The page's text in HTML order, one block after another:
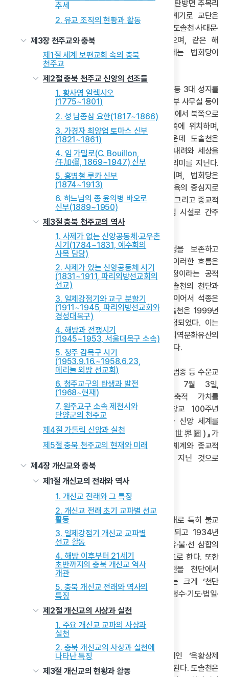
추세
2. 유교 조직의 현황과 활동
제3장 천주교와 충북
제1절 세계 보편교회 속의 충북
천주교
제2절 충북 천주교 신앙의 선조들
1. 황사영 알렉시오
(1775~1801)
2. 성 남종삼 요한(1817~1866)
3. 가경자 최양업 토마스 신부
(1821~1861)
4. 임 가밀로(C. Bouillon,
任加彌, 1869~1947) 신부
5. 홍병철 루카 신부
(1874~1913)
6. 하느님의 종 윤의병 바오로
신부(1889~1950)
제3절 충북 천주교의 역사
1. 사제가 없는 신앙공동체·교우촌
시기(1784~1831, 예수회의
사목 담당)
2. 사제가 있는 신앙공동체 시기
(1831~1911, 파리외방선교회의
선교)
3. 일제강점기와 교구 분할기
(1911~1945, 파리외방선교회와
경성대목구)
4. 해방과 전쟁시기
(1945~1953, 서울대목구 소속)
5. 청주 감목구 시기
(1953.9.16.~1958.6.23,
메리놀 외방 선교회)
6. 청주교구의 탄생과 발전
(1968~현재)
7. 원주교구 소속 제천시와
단양군의 천주교
제4절 가톨릭 신앙과 실천
제5절 충북 천주교의 현재와 미래
제4장 개신교와 충북
제1절 개신교의 전래와 역사
1. 개신교 전래와 그 특징
2. 개신교 전래 초기 교파별 선교
활동
3. 일제강점기 개신교 교파별
선교 활동
4. 해방 이후부터 21세기
초반까지의 충북 개신교 역사
개관
5. 충북 개신교 전래와 역사의
특징
제2절 개신교의 사상과 실천
1. 주요 개신교 교파의 사상과
실천
2. 충북 개신교의 사상과 실천에
나타난 특징
제3절 개신교의 현황과 활동
1925년 10월, 교주의 사저는 서울에서 충남 대전군 탄방면 추목리
(현재 대전 유성구 추목동)로 이전되었고, 이를 계기로 교단은
외형을 갖추기 시작했다. 1926년부터 용호당·도솔천·사대문·
종각사무실 등을 건립하여 1929년에 완공하였으며, 같은 해
본부도 서울에서 대전으로 옮겨졌다. 1936년에는 법회당이
건립되어 현재 수운교 본부의 기틀이 마련되었다.
수운교 본부의 건축물 배치는 도솔천·봉령각·법회당 등 3대 성지를
중심으로 이루어져 있고, 그 주변에는 용호당·종각·본부 사무실 등이
배치되어 있다. 본부 전체 대지의 진입 동선은 남서쪽에서 북쪽으로
형성되어 있다. 또한, 본부 사무실은 도솔천의 남쪽에 위치하며,
만성당 기지와 주차장이 연계되어 있다. 이 가운데 도솔천은
수운교의 중심 성지로서, 수운 최제우가 천상에서 내려와 세상을
교화하기 위해 머무는 도량(道場)이라는 상징적 의미를 지닌다.
봉령각은 교조의 영령을 모시는 신성한 공간이며, 법회당은
신도들이 집회와 포덕(布德)을 행하는 예배 및 교육의 중심지로
기능한다. 3대 성지는 수운교의 신앙 체계와 우주론, 그리고 종교적
상징체계와 의례 구조를 구체적으로 반영하는 핵심 시설로 간주
이후 수운교는 그 창교 이념과 역사적 정체성을 보존하고
전승하려는 제도적·상징적 노력을 강화해 나갔다. 이러한 흐름은
본부 건축물의 유지·관리뿐만 아니라, 문화재 지정이라는 공적
인정의 형태로도 구체화 되었다. 1984년에는 도솔천의 천단과
석종(石鐘)이 충남 문화유산자료로 지정되었다. 이어서 석종은
1989년 3월 18일 대전광역시 문화유산자료로, 도솔천은 1999년
5월 26일 대전광역시 유형문화유산으로 각각 지정되었다. 이는
수운교 본부 이전 이후 해당 건축물들이 지역문화유산의
맥락에서도 제도적 가치를 확보하게 되었음을 보여준다.
더불어 봉령각·용호당·본부 법회당·본부 사무실·종각·범종 등 수운교
본부를 구성하는 주요 건축물들은 2007년 7월 3일,
국가등록문화유산으로 지정되며 그 역사적·건축적 가치를
공인받았다. 2023년 11월 27일에는 수운교 창교 100주년
기념행사가 열렸고, 2025년에는 교단의 우주론과 신앙 세계를
집약적으로 시각화한 『삼천대천세계도(三千大天世界圖)』가
국가등록문화유산으로 등재되었다. 수운교의 상징체계와 종교적
사유를 담은 시각적 표현이 문화유산적 가치를 지닌 것으로
인정받은 것이다.
2) 수운교의 의례
수운교의 의례는 유교·불교·도교 전통이 융합된 형태로 특히 불교
의례와 동학 전통이 중심을 이룬다. 1933년 제정되고 1934년
개정된 『수운교 전제』 총칙에 따르면, 수운교는 유·불·선 삼합의
대도를 선포하며 포덕천하·광제창생·보국안민을 목표로 한다. 또한
제불제천을 숭상하고 다양한 예절과 신앙 실천을 천단에서
봉행하는 것을 원칙으로 삼는다. 수운교의 의례는 크게 ‘천단
의례’와 ‘치성 의례’로 나뉘며, 치성 의례는 주문·청수·기도·법일·
공덕미의 다섯 항목으로 구성된다.
(1) 천단 의례와 도솔천궁
수운교의 중심 성소인 도솔천궁은 하늘의 존재인 ‘옥황상제
하날님’을 모시는 장소로, 천단 의례가 이곳에서 집행된다. 도솔천은